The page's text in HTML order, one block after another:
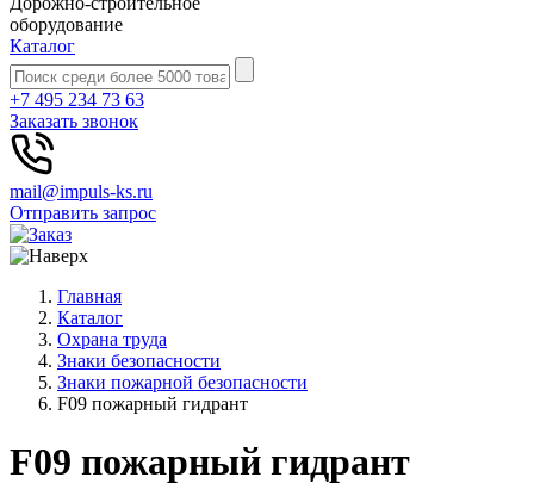
оборудование
Каталог
+7 495 234 73 63
Заказать звонок
mail@impuls-ks.ru
Отправить запрос
Главная
Каталог
Охрана труда
Знаки безопасности
Знаки пожарной безопасности
F09 пожарный гидрант
F09 пожарный гидрант